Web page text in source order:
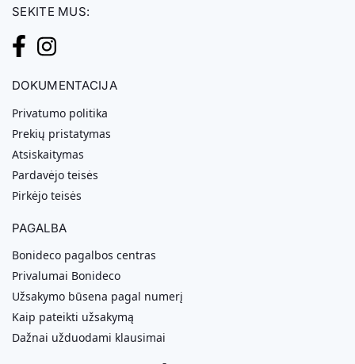
SEKITE MUS:
DOKUMENTACIJA
Privatumo politika
Prekių pristatymas
Atsiskaitymas
Pardavėjo teisės
Pirkėjo teisės
PAGALBA
Bonideco pagalbos centras
Privalumai Bonideco
Užsakymo būsena pagal numerį
Kaip pateikti užsakymą
Dažnai užduodami klausimai